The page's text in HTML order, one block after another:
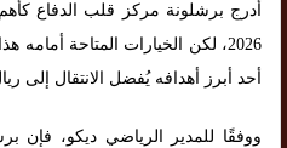
أدرج برشلونة مركز قلب الدفاع
2026، لكن الخيارات المتاحة
أحد أبرز أهدافه يُفضل الانتقال إلى
ووفقًا للمدير الرياضي ديكو،